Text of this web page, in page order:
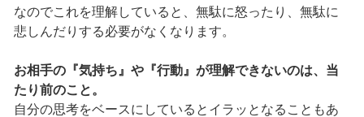
なのでこれを理解していると、無駄に怒ったり、無駄に
悲しんだりする必要がなくなります。
お相手の『気持ち』や『行動』が理解できないのは、当
たり前のこと。
自分の思考をベースにしているとイラッとなることもあ